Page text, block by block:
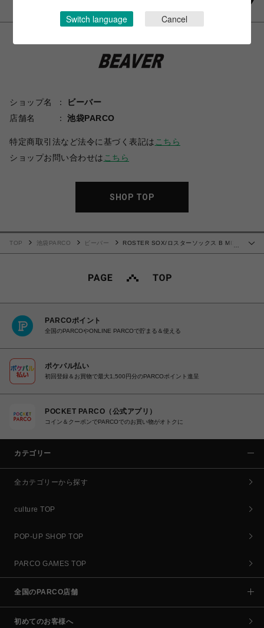
ショップ名
ビーバー
店舗名
池袋PARCO
特定商取引法など法令に基づく表記は こちら
ショップお問い合わせは こちら
SHOP TOP
TOP 池袋PARCO ビーバー
ROSTER SOX/ロスターソックス B MIX
PARCOポイント
全国のPARCOやONLINE PARCOで貯まる＆使える
ポケパル払い
初回登録＆お買物で最大1,500円分のPARCOポイント進呈
POCKET PARCO（公式アプリ）
コイン＆クーポンでPARCOでのお買い物がオトクに
カテゴリー
全カテゴリーから探す
culture TOP
POP-UP SHOP TOP
PARCO GAMES TOP
全国のPARCO店舗
初めてのお客様へ
Switch language Cancel